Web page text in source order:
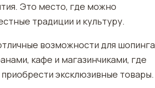
Это место, где можно
традиции и культуру.
возможности для шопинга
кафе и магазинчиками, где
эксклюзивные товары.